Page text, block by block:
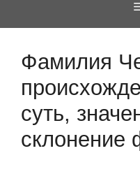
Фамилия
суть,
склонение